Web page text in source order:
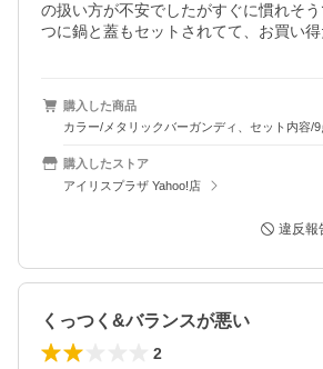
の扱い方が不安でしたがすぐに慣れそ
つに鍋と蓋もセットされてて、お買い得
購入した商品
カラー/メタリックバーガンディ、セット内容/
購入したストア
アイリスプラザ Yahoo!店
違反報
くっつく&バランスが悪い
2